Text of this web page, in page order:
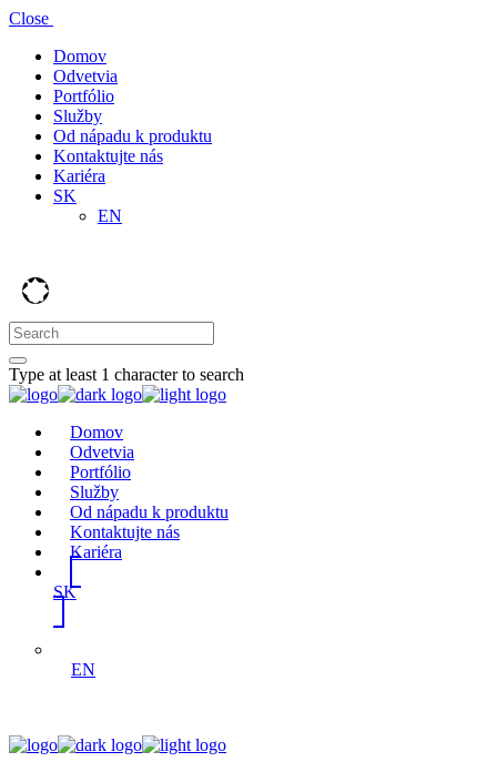
Close
Domov
Odvetvia
Portfólio
Služby
Od nápadu k produktu
Kontaktujte nás
Kariéra
SK
EN
Type at least 1 character to search
Domov
Odvetvia
Portfólio
Služby
Od nápadu k produktu
Kontaktujte nás
Kariéra
SK
EN